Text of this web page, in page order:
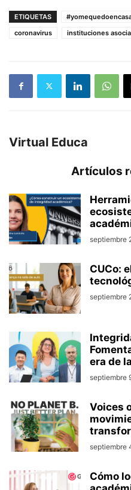
ETIQUETAS
coronavirus
instituciones
Virtual Educa
Artículos
septiembre
CUCo:
septiembre
era de
septiembre
Voices
septiembre
Cómo